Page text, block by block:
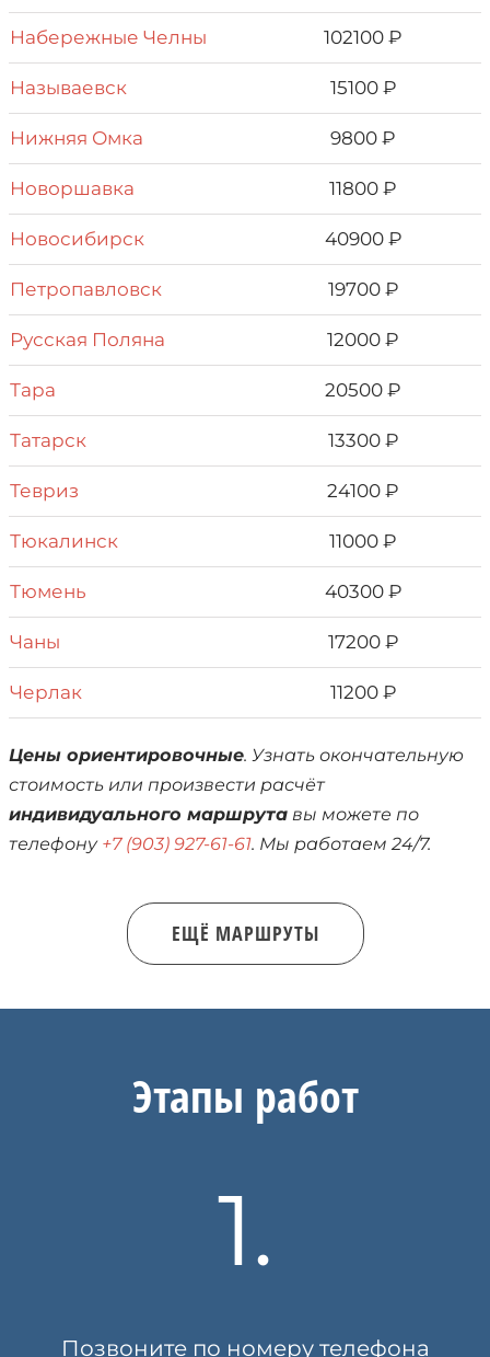
Набережные Челны 102100 ₽
Называевск 15100 ₽
Нижняя Омка 9800 ₽
Новоршавка 11800 ₽
Новосибирск 40900 ₽
Петропавловск 19700 ₽
Русская Поляна 12000 ₽
Тара 20500 ₽
Татарск 13300 ₽
Тевриз 24100 ₽
Тюкалинск 11000 ₽
Тюмень 40300 ₽
Чаны 17200 ₽
Черлак 11200 ₽
Цены ориентировочные. Узнать окончательную
стоимость или произвести расчёт
индивидуального маршрута вы можете по
телефону +7 (903) 927-61-61. Мы работаем 24/7.
ЕЩЁ МАРШРУТЫ
Этапы работ
1.
Позвоните по номеру телефона